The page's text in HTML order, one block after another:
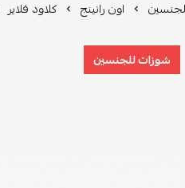
اون رانينج كلاود فلاير
شوزات للجنسين